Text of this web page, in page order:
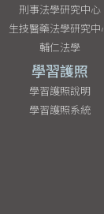
刑事法學研究中心
生技醫藥法學研究中
輔仁法學
學習護照
學習護照說明
學習護照系統